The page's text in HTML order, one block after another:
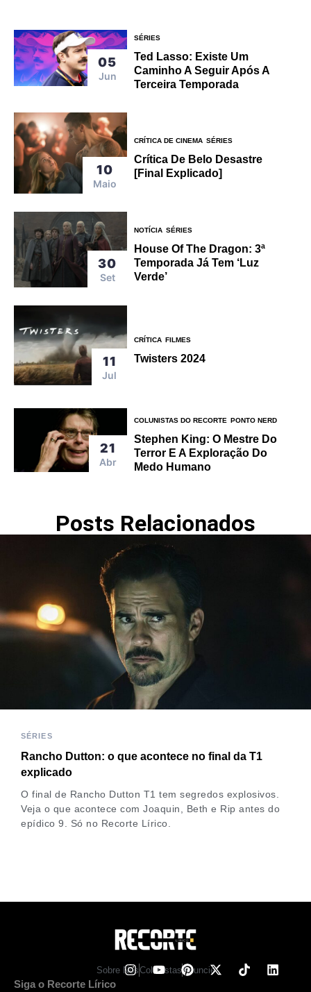
05
Jun
SÉRIES
Ted Lasso: Existe Um
Caminho A Seguir Após A
Terceira Temporada
10
Maio
CRÍTICA DE CINEMA SÉRIES
Crítica De Belo Desastre
[Final Explicado]
30
Set
NOTÍCIA SÉRIES
House Of The Dragon: 3ª
Temporada Já Tem ‘Luz
Verde’
11
Jul
CRÍTICA FILMES
Twisters 2024
21
Abr
COLUNISTAS DO RECORTE PONTO NERD
Stephen King: O Mestre Do
Terror E A Exploração Do
Medo Humano
Posts Relacionados
SÉRIES
Rancho Dutton: o que acontece no final da T1
explicado
O final de Rancho Dutton T1 tem segredos explosivos.
Veja o que acontece com Joaquin, Beth e Rip antes do
epídico 9. Só no Recorte Lírico.
Sobre NosColunistasAnuncie
Siga o Recorte Lírico